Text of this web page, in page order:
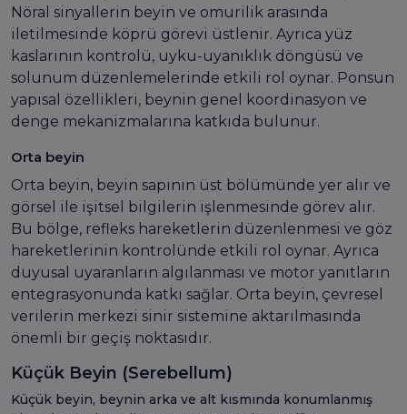
Nöral sinyallerin beyin ve omurilik arasında
iletilmesinde köprü görevi üstlenir. Ayrıca yüz
kaslarının kontrolü, uyku-uyanıklık döngüsü ve
solunum düzenlemelerinde etkili rol oynar. Ponsun
yapısal özellikleri, beynin genel koordinasyon ve
denge mekanizmalarına katkıda bulunur.
Orta beyin
Orta beyin, beyin sapının üst bölümünde yer alır ve
görsel ile işitsel bilgilerin işlenmesinde görev alır.
Bu bölge, refleks hareketlerin düzenlenmesi ve göz
hareketlerinin kontrolünde etkili rol oynar. Ayrıca
duyusal uyaranların algılanması ve motor yanıtların
entegrasyonunda katkı sağlar. Orta beyin, çevresel
verilerin merkezi sinir sistemine aktarılmasında
önemli bir geçiş noktasıdır.
Küçük Beyin (Serebellum)
Küçük beyin, beynin arka ve alt kısmında konumlanmış